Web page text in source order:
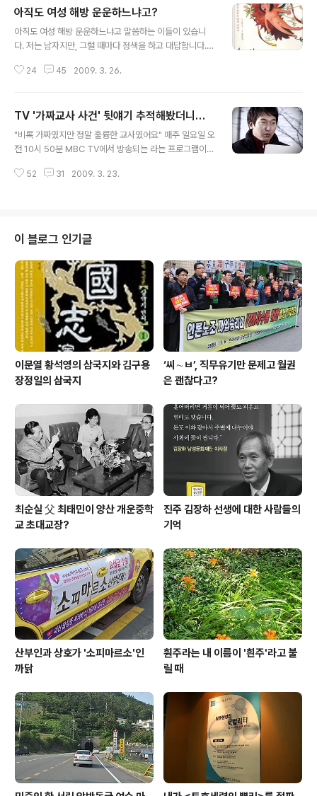
아직도 여성 해방 운운하느냐고?
아직도 여성 해방 운운하느냐고 말씀하는 이들이 있습니
다. 저는 남자지만, 그럴 때마다 정색을 하고 대답합니다.
고 말입니다. 왜냐고요? 여전히 여성에게 억압이 있으니까
는 어렵게 얘기해 주고 있습니다. 와 와 이 그것입니다. 요
즘 들어 쏟아졌습니다. ◇전쟁은 어떻게 여성을 억압하나
보스니아의 사페타. 36살. 남의 집 청소를 하고 산 열매를
간하던 그 때 공포를 떠올렸습니다. “고통스러웠지만, 죽지
24 45 2009. 3. 26.
TV '가짜교사 사건' 뒷얘기 추적해봤더니…
"비록 가짜였지만 정말 훌륭한 교사였어요" 매주 일요일 오
전 10시 50분 MBC TV에서 방송되는 라는 프로그램이
야기로 경남 함양의 한 초등학교에서 있었던 '학교 괴담'이
다닌다는 괴담이 있었다. 그러던 어느날, 숙직근무 중이던
진희의 담임 선생님이 심장마비로 세상을 떠났고, 새로운
선생님이 부임해온다. 새 담임 선생님의 이름은 석태윤(당
시 35세). 석 선생님은 부임해오던 날부터 비밀스럽고 알
수 없는 행동을 보이는데, 이를 이상히 여긴 아이들이 몰래
선생님 뒤를..
52 31 2009. 3. 23.
이 블로그 인기글
이문열 황석영의 삼국지와 김구용
장정일의 삼국지
‘씨∼ㅂ’, 직무유기만 문제고 월권
은 괜찮다고?
최순실 父 최태민이 양산 개운중학
교 초대교장?
진주 김장하 선생에 대한 사람들의
기억
산부인과 상호가 '소피마르소'인
까닭
훤주라는 내 이름이 '흰주'라고 불
릴 때